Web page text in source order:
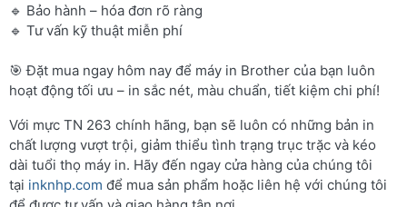
🔹 Bảo hành – hóa đơn rõ ràng
🔹 Tư vấn kỹ thuật miễn phí
🎯 Đặt mua ngay hôm nay để máy in Brother của bạn luôn
hoạt động tối ưu – in sắc nét, màu chuẩn, tiết kiệm chi phí!
Với mực TN 263 chính hãng, bạn sẽ luôn có những bản in
chất lượng vượt trội, giảm thiểu tình trạng trục trặc và kéo
dài tuổi thọ máy in. Hãy đến ngay cửa hàng của chúng tôi
tại inknhp.com để mua sản phẩm hoặc liên hệ với chúng tôi